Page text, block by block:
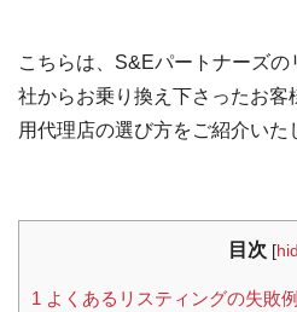
こちらは、S&Eパートナーズ
社からお乗り換え下さったお客
用代理店の選び方をご紹介いた
目次 [
1 よくあるリスティングの失敗